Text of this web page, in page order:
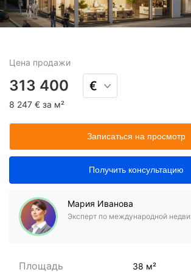
Цена продажи
313 400
8 247 € за м²
Записаться на просмотр
Получить консультацию
Мария Иванова
Эксперт по международной
Площадь 38 м²